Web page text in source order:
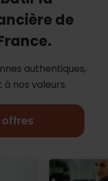
de
authentiques,
à nos valeurs.
offres